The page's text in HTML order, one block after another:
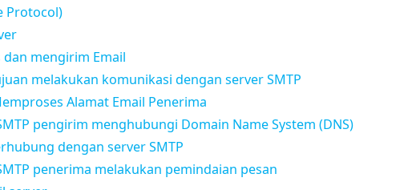
Protocol)
dan mengirim Email
melakukan komunikasi dengan server SMTP
Alamat Email Penerima
pengirim menghubungi Domain Name System (DNS)
dengan server SMTP
penerima melakukan pemindaian pesan